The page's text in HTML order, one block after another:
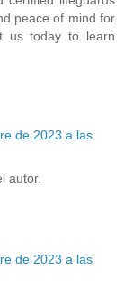
peace of mind for
us today to learn
de 2023 a las
autor.
de 2023 a las